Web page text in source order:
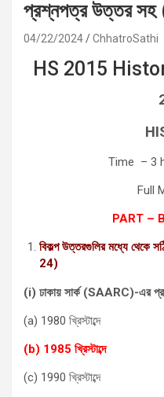
প্রশ্নপত্র উত্তর
04/22/2024 ChhatroSathi
HS 2015
Time – 3
Full
PART –
বিকল্প উত্তরগুলির মধ্যে থেকে
24)
(i) ঢাকায় সার্ক (SAARC)-এর
(a) 1980 খ্রিস্টাব্দে
(b) 1985 খ্রিস্টাব্দে
(c) 1990 খ্রিস্টাব্দে